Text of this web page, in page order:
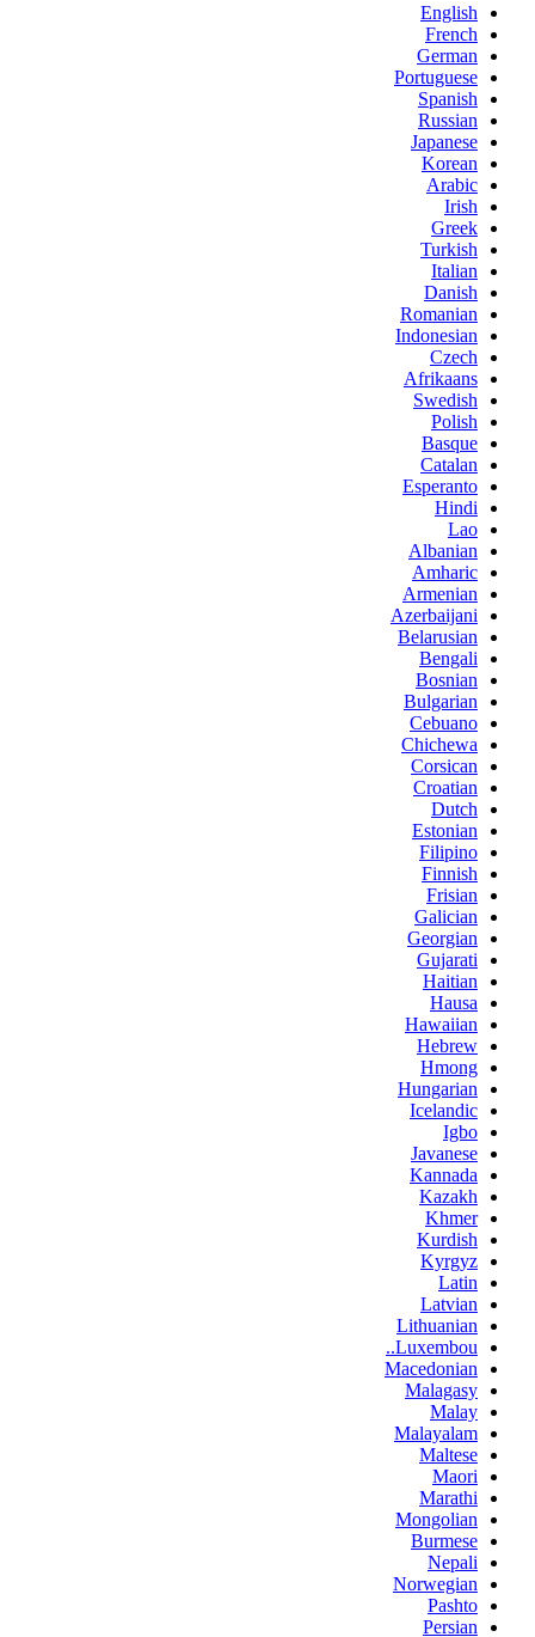
English
French
German
Portuguese
Spanish
Russian
Japanese
Korean
Arabic
Irish
Greek
Turkish
Italian
Danish
Romanian
Indonesian
Czech
Afrikaans
Swedish
Polish
Basque
Catalan
Esperanto
Hindi
Lao
Albanian
Amharic
Armenian
Azerbaijani
Belarusian
Bengali
Bosnian
Bulgarian
Cebuano
Chichewa
Corsican
Croatian
Dutch
Estonian
Filipino
Finnish
Frisian
Galician
Georgian
Gujarati
Haitian
Hausa
Hawaiian
Hebrew
Hmong
Hungarian
Icelandic
Igbo
Javanese
Kannada
Kazakh
Khmer
Kurdish
Kyrgyz
Latin
Latvian
Lithuanian
Luxembou..
Macedonian
Malagasy
Malay
Malayalam
Maltese
Maori
Marathi
Mongolian
Burmese
Nepali
Norwegian
Pashto
Persian